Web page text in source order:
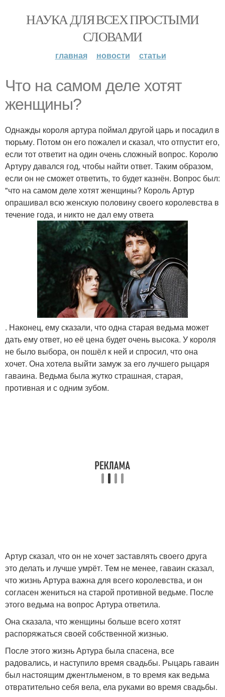
НАУКА ДЛЯ ВСЕХ ПРОСТЫМИ
СЛОВАМИ
главная новости статьи
Что на самом деле хотят
женщины?
Однажды короля артура поймал другой царь и посадил в
тюрьму. Потом он его пожалел и сказал, что отпустит его,
если тот ответит на один очень сложный вопрос. Королю
Артуру давался год, чтобы найти ответ. Таким образом,
если он не сможет ответить, то будет казнён. Вопрос был:
"что на самом деле хотят женщины? Король Артур
опрашивал всю женскую половину своего королевства в
течение года, и никто не дал ему ответа
. Наконец, ему сказали, что одна старая ведьма может
дать ему ответ, но её цена будет очень высока. У короля
не было выбора, он пошёл к ней и спросил, что она
хочет. Она хотела выйти замуж за его лучшего рыцаря
гаваина. Ведьма была жутко страшная, старая,
противная и с одним зубом.
Артур сказал, что он не хочет заставлять своего друга
это делать и лучше умрёт. Тем не менее, гаваин сказал,
что жизнь Артура важна для всего королевства, и он
согласен жениться на старой противной ведьме. После
этого ведьма на вопрос Артура ответила.
Она сказала, что женщины больше всего хотят
распоряжаться своей собственной жизнью.
После этого жизнь Артура была спасена, все
радовались, и наступило время свадьбы. Рыцарь гаваин
был настоящим джентльменом, в то время как ведьма
отвратительно себя вела, ела руками во время свадьбы.